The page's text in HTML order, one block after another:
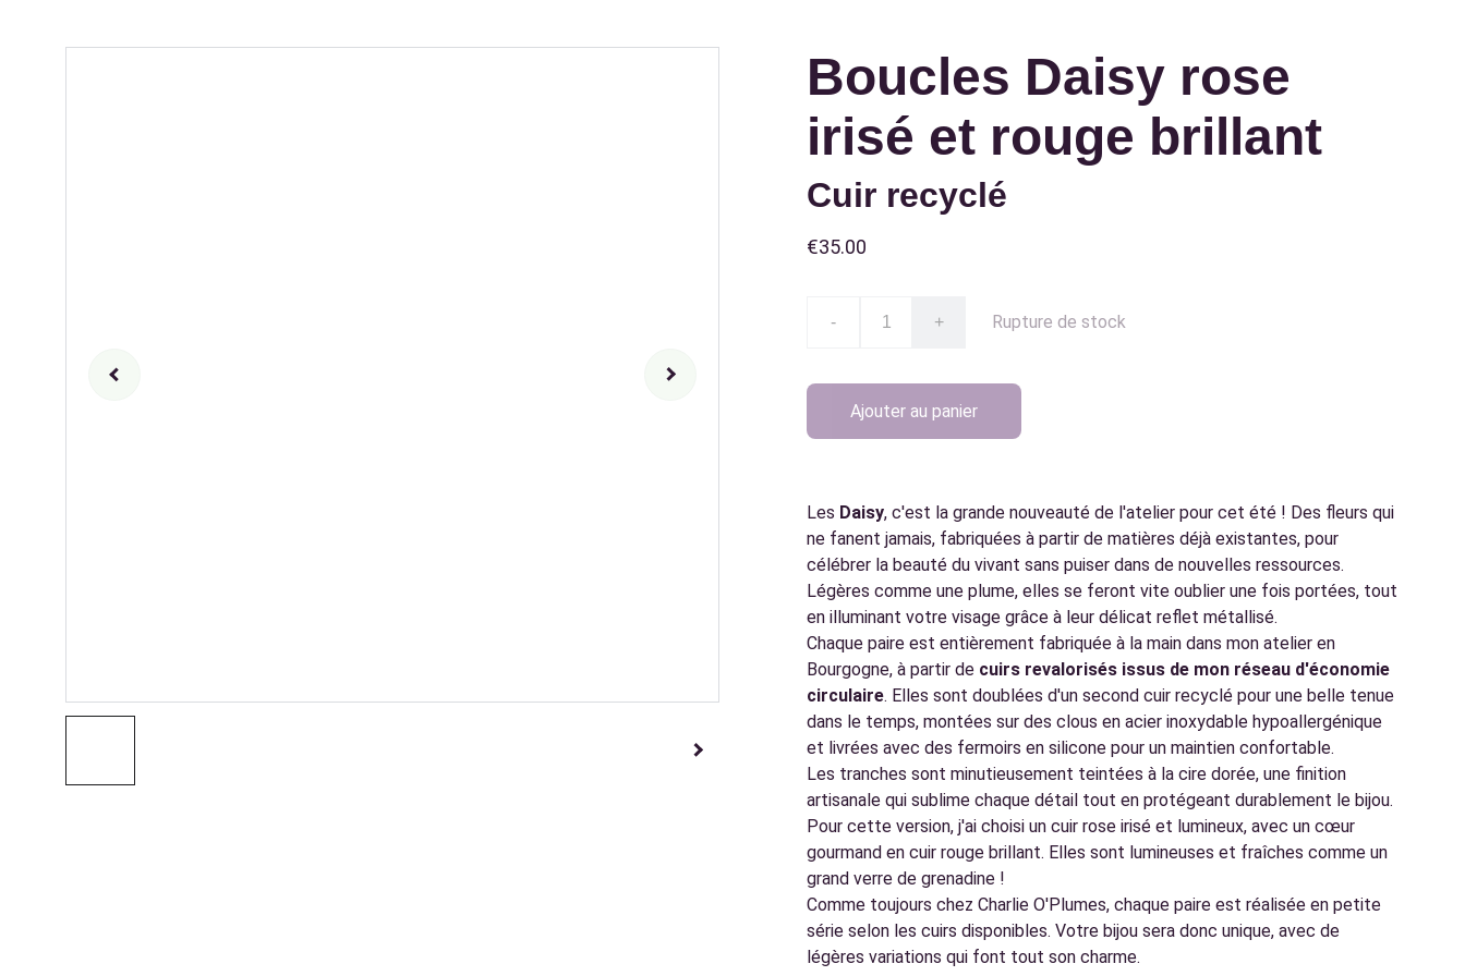
Boucles Daisy rose
irisé et rouge brillant
Cuir recyclé
€35.00
- + Rupture de stock
Ajouter au panier
Les Daisy, c'est la grande nouveauté de l'atelier pour cet été ! Des fleurs qui
ne fanent jamais, fabriquées à partir de matières déjà existantes, pour
célébrer la beauté du vivant sans puiser dans de nouvelles ressources.
Légères comme une plume, elles se feront vite oublier une fois portées, tout
en illuminant votre visage grâce à leur délicat reflet métallisé.
Chaque paire est entièrement fabriquée à la main dans mon atelier en
Bourgogne, à partir de cuirs revalorisés issus de mon réseau d'économie
circulaire. Elles sont doublées d'un second cuir recyclé pour une belle tenue
dans le temps, montées sur des clous en acier inoxydable hypoallergénique
et livrées avec des fermoirs en silicone pour un maintien confortable.
Les tranches sont minutieusement teintées à la cire dorée, une finition
artisanale qui sublime chaque détail tout en protégeant durablement le bijou.
Pour cette version, j'ai choisi un cuir rose irisé et lumineux, avec un cœur
gourmand en cuir rouge brillant. Elles sont lumineuses et fraîches comme un
grand verre de grenadine !
Comme toujours chez Charlie O'Plumes, chaque paire est réalisée en petite
série selon les cuirs disponibles. Votre bijou sera donc unique, avec de
légères variations qui font tout son charme.